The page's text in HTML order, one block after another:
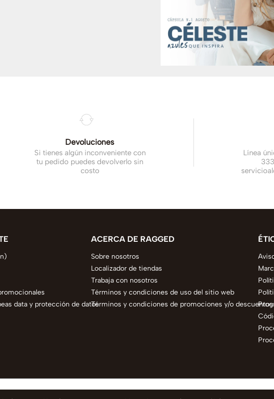
Devoluciones
Si tienes algún inconveniente con
tu pedido puedes devolverlo sin
costo
Línea
data y protección de datos
ACERCA DE RAGGED
Sobre nosotros
Localizador de tiendas
Trabaja con nosotros
Términos y condiciones de uso del sitio web
Términos y condiciones de promociones y/o descuentos